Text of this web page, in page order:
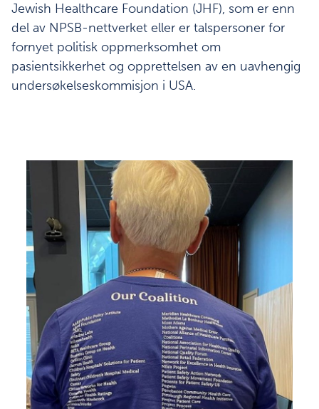
Jewish Healthcare Foundation (JHF), som er enn
del av NPSB-nettverket eller er talspersoner for
fornyet politisk oppmerksomhet om
pasientsikkerhet og opprettelsen av en uavhengig
undersøkelseskommisjon i USA.